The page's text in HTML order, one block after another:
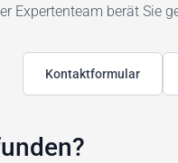
Expertenteam berät Sie
Kontaktformular